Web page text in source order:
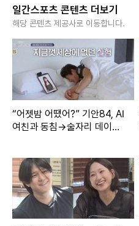
일간스포츠 콘텐츠 더보기
해당 콘텐츠 제공사로 이동합니다.
“어젯밤 어땠어?” 기안84, AI
여친과 동침→술자리 데이트